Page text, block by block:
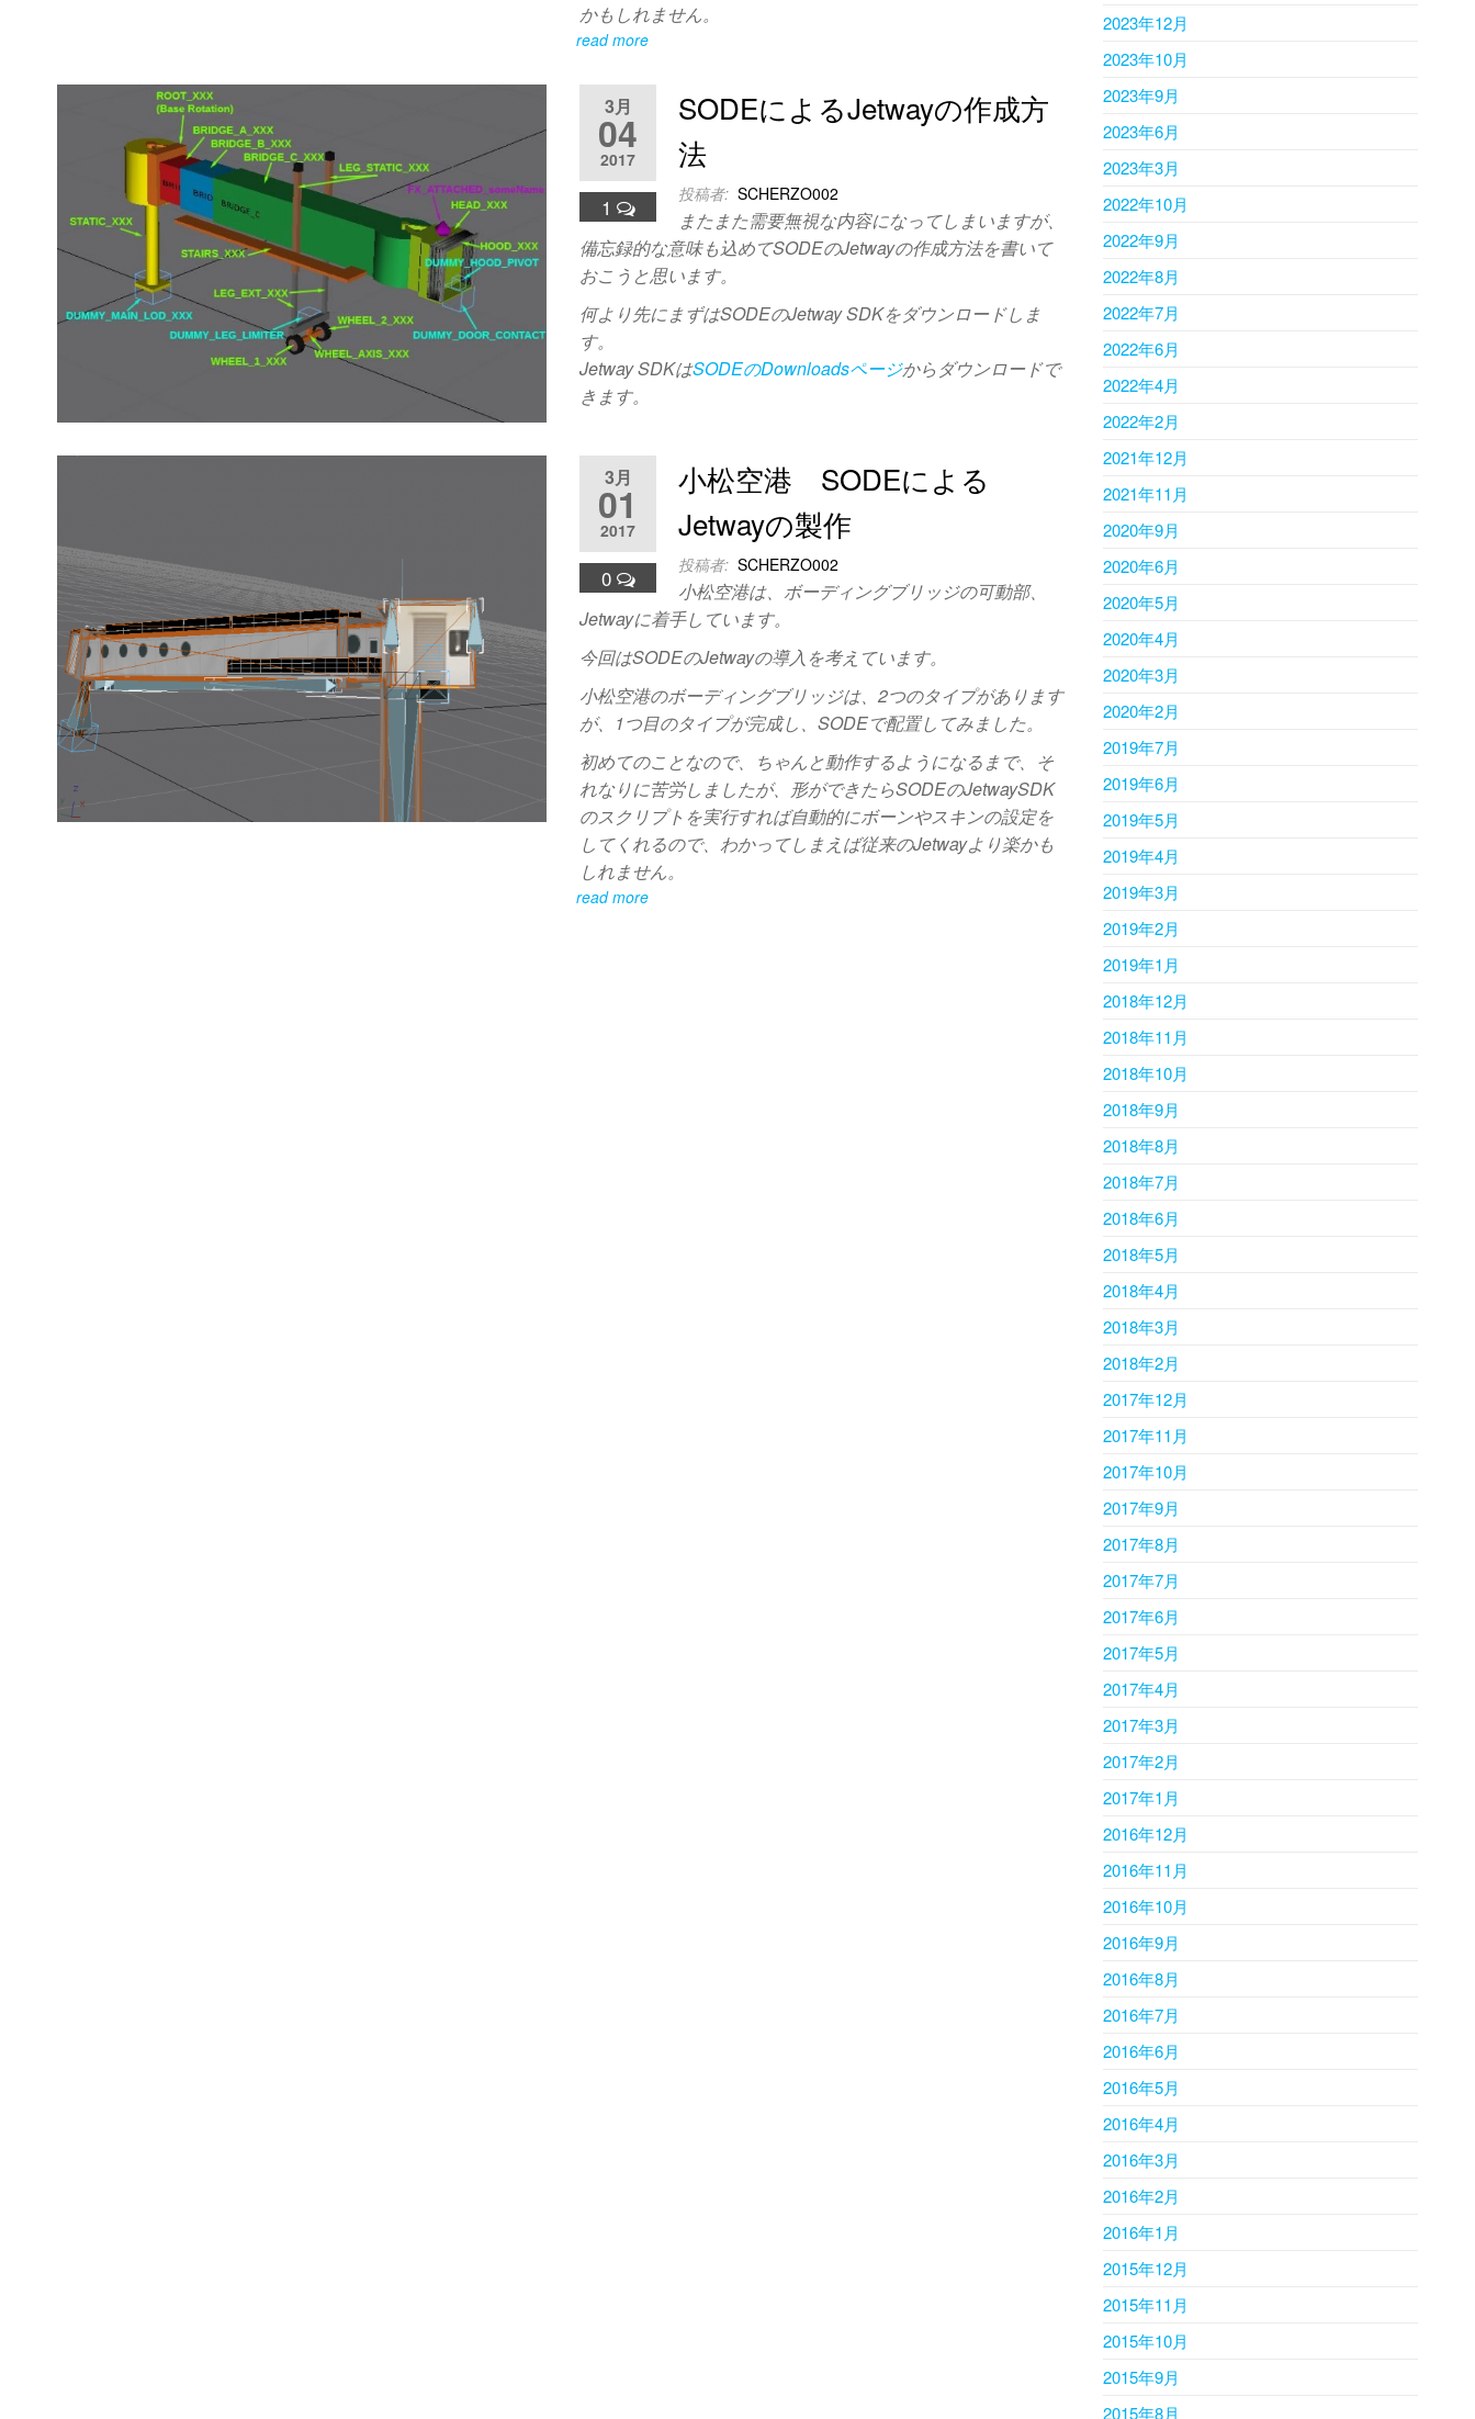
かもしれません。
read more
3月
04
2017
1
SODEによるJetwayの作成方
法
投稿者: SCHERZO002
またまた需要無視な内容になってしまいますが、
備忘録的な意味も込めてSODEのJetwayの作成方法を書いて
おこうと思います。
何より先にまずはSODEのJetway SDKをダウンロードしま
す。
Jetway SDKはSODEのDownloadsページからダウンロードで
きます。
3月
01
2017
0
小松空港 SODEによる
Jetwayの製作
投稿者: SCHERZO002
小松空港は、ボーディングブリッジの可動部、
Jetwayに着手しています。
今回はSODEのJetwayの導入を考えています。
小松空港のボーディングブリッジは、2つのタイプがあります
が、1つ目のタイプが完成し、SODEで配置してみました。
初めてのことなので、ちゃんと動作するようになるまで、そ
れなりに苦労しましたが、形ができたらSODEのJetwaySDK
のスクリプトを実行すれば自動的にボーンやスキンの設定を
してくれるので、わかってしまえば従来のJetwayより楽かも
しれません。
read more
2023年12月
2023年10月
2023年9月
2023年6月
2023年3月
2022年10月
2022年9月
2022年8月
2022年7月
2022年6月
2022年4月
2022年2月
2021年12月
2021年11月
2020年9月
2020年6月
2020年5月
2020年4月
2020年3月
2020年2月
2019年7月
2019年6月
2019年5月
2019年4月
2019年3月
2019年2月
2019年1月
2018年12月
2018年11月
2018年10月
2018年9月
2018年8月
2018年7月
2018年6月
2018年5月
2018年4月
2018年3月
2018年2月
2017年12月
2017年11月
2017年10月
2017年9月
2017年8月
2017年7月
2017年6月
2017年5月
2017年4月
2017年3月
2017年2月
2017年1月
2016年12月
2016年11月
2016年10月
2016年9月
2016年8月
2016年7月
2016年6月
2016年5月
2016年4月
2016年3月
2016年2月
2016年1月
2015年12月
2015年11月
2015年10月
2015年9月
2015年8月